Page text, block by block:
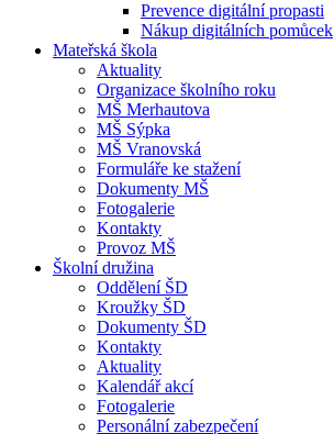
Prevence digitální propasti
Nákup digitálních pomůcek
Mateřská škola
Aktuality
Organizace školního roku
MŠ Merhautova
MŠ Sýpka
MŠ Vranovská
Formuláře ke stažení
Dokumenty MŠ
Fotogalerie
Kontakty
Provoz MŠ
Školní družina
Oddělení ŠD
Kroužky ŠD
Dokumenty ŠD
Kontakty
Aktuality
Kalendář akcí
Fotogalerie
Personální zabezpečení